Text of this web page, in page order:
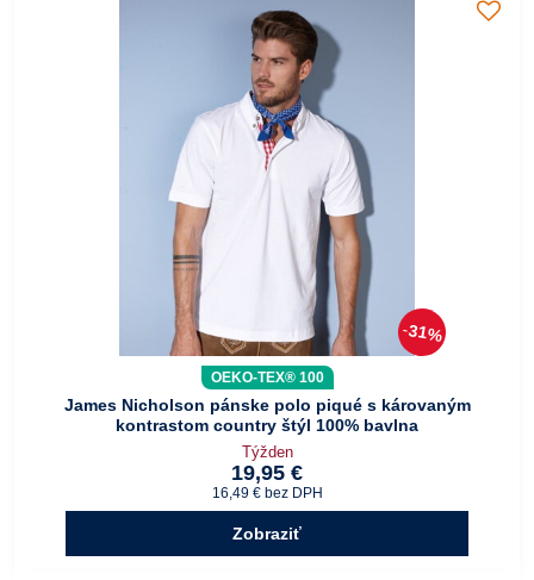
31%
OEKO-TEX® 100
James Nicholson pánske polo piqué s károvaným
kontrastom country štýl 100% bavlna
Týžden
19,95 €
16,49 € bez DPH
Zobraziť